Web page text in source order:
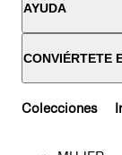
AYUDA
CONVIÉRTETE
Colecciones